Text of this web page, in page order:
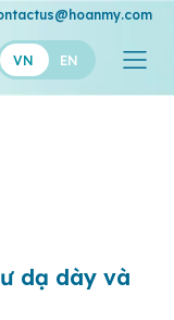
VN EN
dạ dày và